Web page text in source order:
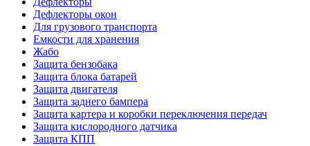
Дефлекторы окон
Для грузового транспорта
Емкости для хранения
Жабо
Защита бензобака
Защита блока батарей
Защита двигателя
Защита заднего бампера
Защита картера и коробки переключения передач
Защита кислородного датчика
Защита КПП